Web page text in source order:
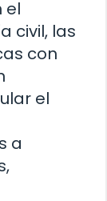
el
civil, las
con
el
a